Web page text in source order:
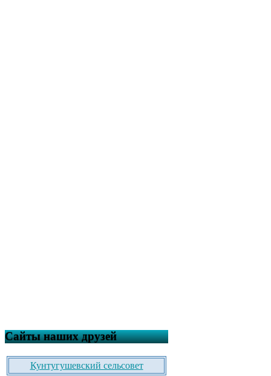
Сайты наших друзей
Кунтугушевский сельсовет